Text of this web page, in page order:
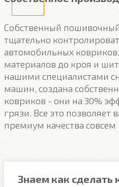
Собственный
тщательно
автомобильных
материалов до кроя и
нашими специалистами
машин, создана
ковриков - они на 30%
грязи. Все это позволяет
премиум качества совсем
Знаем как сделать